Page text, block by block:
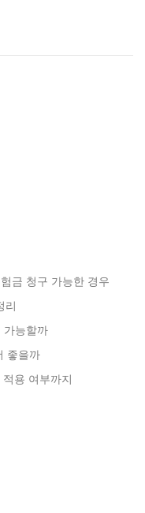
금 청구 가능한 경우
리
가능할까
좋을까
용 여부까지